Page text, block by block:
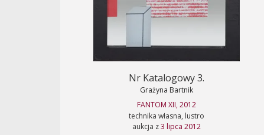
Nr Katalogowy 3.
Grażyna Bartnik
FANTOM XII, 2012
technika własna, lustro
aukcja z3 lipca 2012